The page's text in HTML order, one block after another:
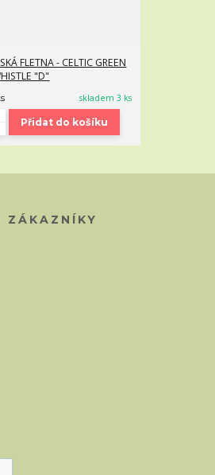
FLETNA - CELTIC GREEN
"D"
skladem 3 ks
Přidat do košíku
ZÁKAZNÍKY